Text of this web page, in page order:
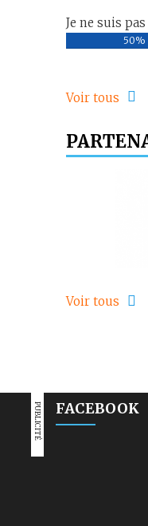
Je ne suis
50%
Voir tous
Voir tous
PUBLICITÉ FACEBOOK